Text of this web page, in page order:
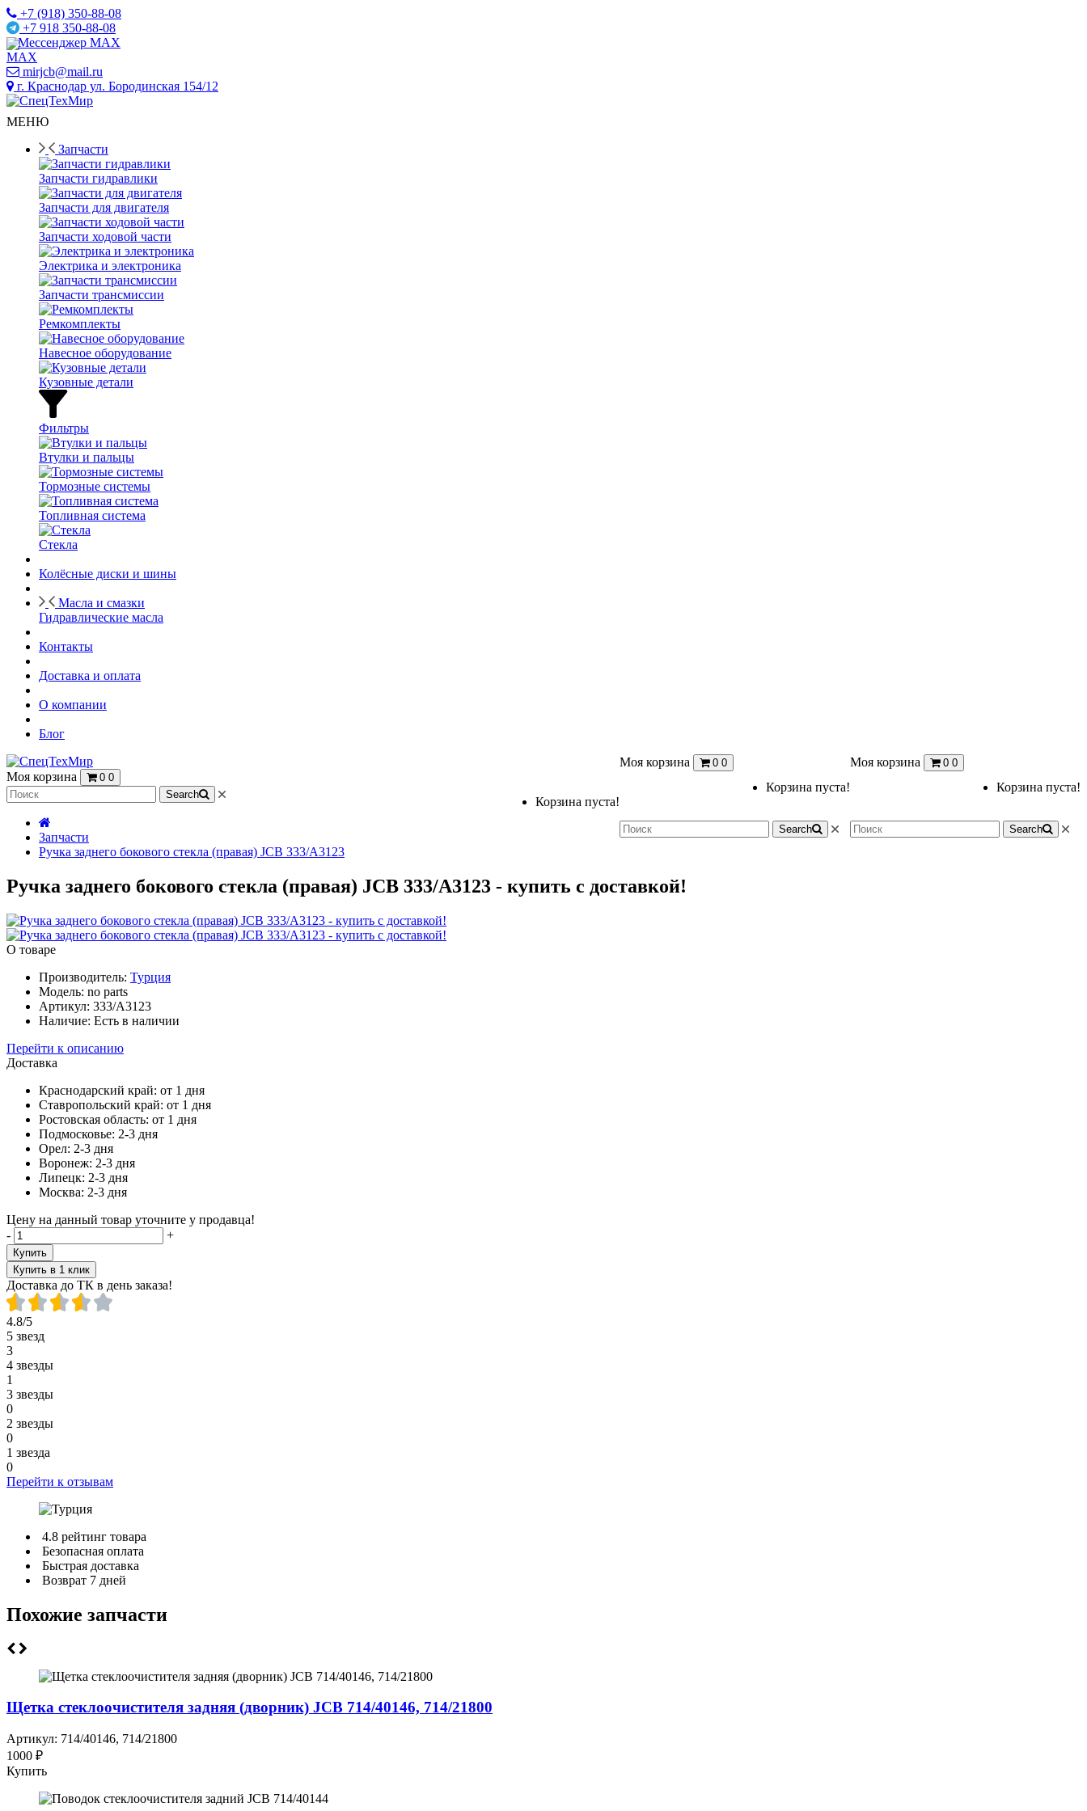
+7 (918) 350-88-08
+7 918 350-88-08
Мессенджер MAX
mirjcb@mail.ru
г. Краснодар ул. Бородинская 154/12
МЕНЮ
Запчасти
Запчасти гидравлики
Запчасти для двигателя
Запчасти ходовой части
Электрика и электроника
Запчасти трансмиссии
Ремкомплекты
Навесное оборудование
Кузовные детали
Фильтры
Втулки и пальцы
Тормозные системы
Топливная система
Стекла
Колёсные диски и шины
Масла и смазки
Гидравлические масла
Контакты
Доставка и оплата
О компании
Блог
Моя корзина 0 0
Корзина пуста!
Search
Моя корзина 0 0
Корзина пуста!
Search
Моя корзина 0 0
Корзина пуста!
Search
Запчасти
Ручка заднего бокового стекла (правая) JCB 333/A3123
Ручка заднего бокового стекла (правая) JCB 333/A3123 - купить с доставкой!
О товаре
Производитель: Турция
Модель: no parts
Артикул: 333/A3123
Наличие: Есть в наличии
Перейти к описанию
Доставка
Краснодарский край: от 1 дня
Ставропольский край: от 1 дня
Ростовская область: от 1 дня
Подмосковье: 2-3 дня
Орел: 2-3 дня
Воронеж: 2-3 дня
Липецк: 2-3 дня
Москва: 2-3 дня
Цену на данный товар уточните у продавца!
-
+
Купить
Купить в 1 клик
Доставка до ТК в день заказа!
4.8/5
5 звезд
3
4 звезды
1
3 звезды
0
2 звезды
0
1 звезда
0
Перейти к отзывам
4.8 рейтинг товара
Безопасная оплата
Быстрая доставка
Возврат 7 дней
Похожие запчасти
Щетка стеклоочистителя задняя (дворник) JCB 714/40146, 714/21800
Артикул: 714/40146, 714/21800
1000 ₽
Купить